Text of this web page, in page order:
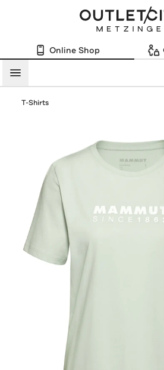
Online Shop
Menü
T-Shirts